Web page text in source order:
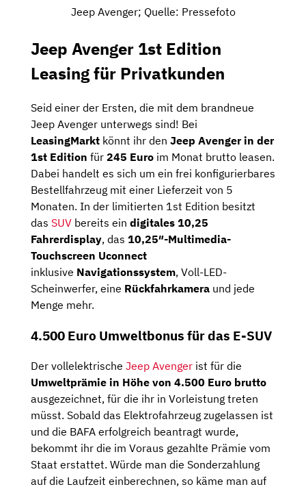
Jeep Avenger; Quelle: Pressefoto
Jeep Avenger 1st Edition
Leasing für Privatkunden
Seid einer der Ersten, die mit dem brandneue
Jeep Avenger unterwegs sind! Bei
LeasingMarkt könnt ihr den Jeep Avenger in der
1st Edition für 245 Euro im Monat brutto leasen.
Dabei handelt es sich um ein frei konfigurierbares
Bestellfahrzeug mit einer Lieferzeit von 5
Monaten. In der limitierten 1st Edition besitzt
das SUV bereits ein digitales 10,25
Fahrerdisplay, das 10,25″-Multimedia-
Touchscreen Uconnect
inklusive Navigationssystem, Voll-LED-
Scheinwerfer, eine Rückfahrkamera und jede
Menge mehr.
4.500 Euro Umweltbonus für das E-SUV
Der vollelektrische Jeep Avenger ist für die
Umweltprämie in Höhe von 4.500 Euro brutto
ausgezeichnet, für die ihr in Vorleistung treten
müsst. Sobald das Elektrofahrzeug zugelassen ist
und die BAFA erfolgreich beantragt wurde,
bekommt ihr die im Voraus gezahlte Prämie vom
Staat erstattet. Würde man die Sonderzahlung
auf die Laufzeit einberechnen, so käme man auf